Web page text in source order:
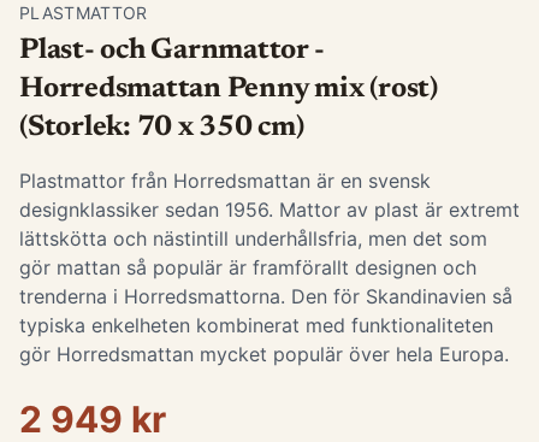
PLASTMATTOR
Plast- och Garnmattor -
Horredsmattan Penny mix (rost)
(Storlek: 70 x 350 cm)
Plastmattor från Horredsmattan är en svensk
designklassiker sedan 1956. Mattor av plast är extremt
lättskötta och nästintill underhållsfria, men det som
gör mattan så populär är framförallt designen och
trenderna i Horredsmattorna. Den för Skandinavien så
typiska enkelheten kombinerat med funktionaliteten
gör Horredsmattan mycket populär över hela Europa.
2 949 kr